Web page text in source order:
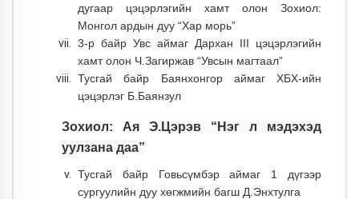
дугаар цэцэрлэгийн хамт олон Зохиол:
Монгол ардын дуу “Хар морь”
3-р байр Увс аймаг Дархан III цэцэрлэгийн
хамт олон Ч.Загиржав “Увсын магтаал”
Тусгай байр Баянхонгор аймаг ХБХ-ийн
цэцэрлэг Б.Баянзул
Зохиол: Ая
Э.Цэрэв “Нэг л мэдэхэд
уулзана даа”
Тусгай байр Говьсүмбэр аймаг 1 дүгээр
сургуулийн дуу хөгжмийн багш Д.Энхтулга